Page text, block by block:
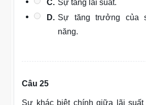
C. Sự tăng lãi suất.
D. Sự tăng trưởng của
năng.
Câu 25
Sự khác biệt chính giữa lãi